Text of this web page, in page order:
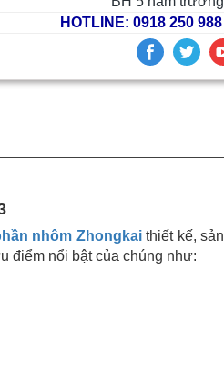
HOTLINE: 0918 250
nhôm Zhongkaithiết kế,
điểm nổi bật của chúng như: